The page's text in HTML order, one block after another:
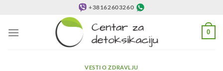
sadržaj
+38162603260
0
VESTI O ZDRAVLJU